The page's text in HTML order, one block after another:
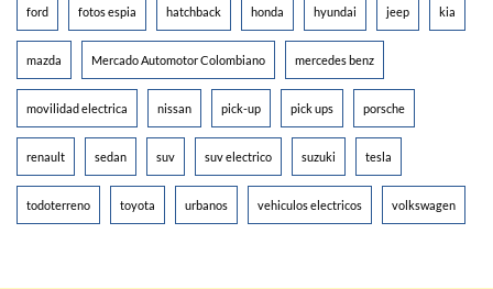
ford fotos espia hatchback honda hyundai jeep kia
mazda Mercado Automotor Colombiano mercedes benz
movilidad electrica nissan pick-up pick ups porsche
renault sedan suv suv electrico suzuki tesla
todoterreno toyota urbanos vehiculos electricos volkswagen